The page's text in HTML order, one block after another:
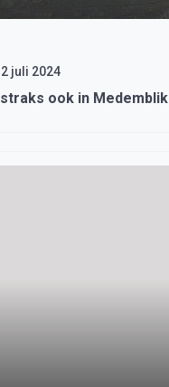
2 juli 2024
ook in Medemblik